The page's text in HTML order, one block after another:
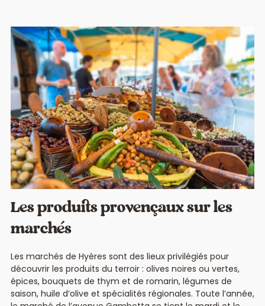
Les produits provençaux sur les
marchés
Les marchés de Hyères sont des lieux privilégiés pour
découvrir les produits du terroir : olives noires ou vertes,
épices, bouquets de thym et de romarin, légumes de
saison, huile d’olive et spécialités régionales. Toute l’année,